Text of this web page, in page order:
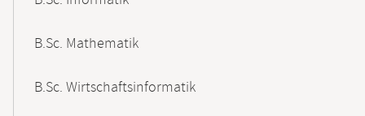
B.Sc. Mathematik
B.Sc. Wirtschaftsinformatik